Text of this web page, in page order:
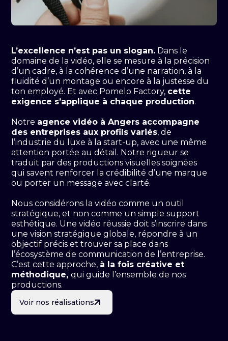
L’excellence n’est pas un slogan. Dans le
domaine de la vidéo, elle se mesure à la précision
d’un cadre, à la cohérence d’une narration, à la
fluidité d’un montage ou encore à la justesse du
ton employé. Et avec Pomelo Factory, cette
exigence s’applique à chaque production.
Notre agence vidéo à Angers accompagne
des entreprises aux profils variés, de
l’industrie du luxe à la start-up, avec une même
attention portée au détail. Notre rigueur se
traduit par des productions visuelles soignées
qui savent renforcer la crédibilité d’une marque
ou porter un message avec clarté.
Nous considérons la vidéo comme un outil
stratégique, et non comme un simple support
esthétique. Une vidéo réussie doit s’inscrire dans
une vision stratégique globale, répondre à un
objectif précis et trouver sa place dans
l’écosystème de communication de l’entreprise.
C’est cette approche, à la fois créative et
méthodique,qui guide l’ensemble de nos
productions.
Voir nos réalisations